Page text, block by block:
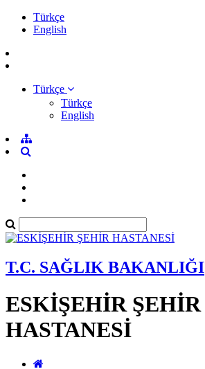
Türkçe
English
Türkçe
Türkçe
English
T.C. SAĞLIK BAKANLIĞI
ESKİŞEHİR ŞEHİR
HASTANESİ